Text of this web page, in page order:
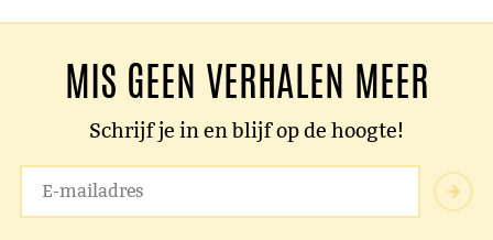
MIS GEEN VERHALEN MEER
Schrijf je in en blijf op de hoogte!